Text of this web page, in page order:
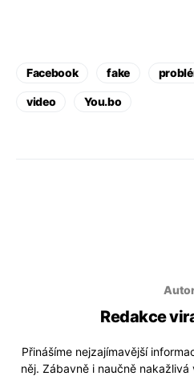
Facebook fake
video You.bo
Redakce
Přinášíme nejzajímavější
něj. Zábavně i naučně